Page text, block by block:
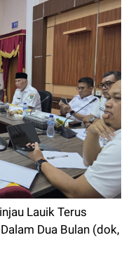
Lauik Terus
Dua Bulan (dok,